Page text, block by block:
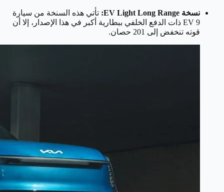
نسخة EV Light Long Range:
تأتي هذه السنخة من سيارة
EV 9 ذات الدفع الخلفي ببطارية أكبر في هذا الإصدار، إلا أن
قوته تنخفض إلى 201 حصان.